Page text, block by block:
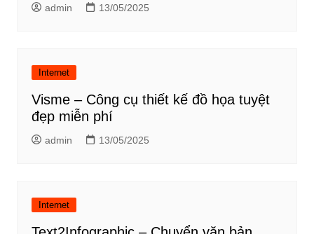
admin 13/05/2025
Internet
Visme – Công cụ thiết kế đồ họa tuyệt
đẹp miễn phí
admin 13/05/2025
Internet